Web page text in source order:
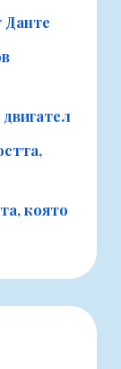
която